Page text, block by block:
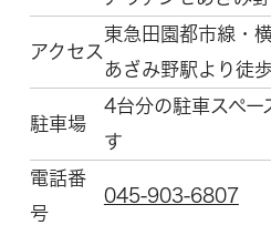
アクセス
東急田園都市線・
あざみ野駅より徒
駐車場
4台分の駐車スペー
す
電話番
号
045-903-6807